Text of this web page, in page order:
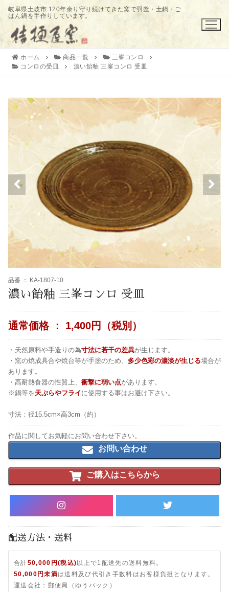
岐阜県土岐市 120年余り守り続けてきた窯で羽釜・土鍋・ご
はん鍋を手作りしています。
ホーム 商品一覧
三峯コンロ
コンロの受皿
濃い飴釉 三峯コンロ 受皿
品番 ： KA-1807-10
濃い飴釉 三峯コンロ 受皿
通常価格 ： 1,400円（税別）
・天然原料や手造りの為寸法に若干の差異が生じます。
・窯の焼成具合や焼台等が手塗のため、 多少色彩の濃淡が生じる場合が
あります。
・高耐熱食器の性質上、 衝撃に弱い点があります。
※鍋等を天ぷらやフライに使用する事はお避け下さい。
寸法：径15.5cm×高3cm（約）
作品に関してお気軽にお問い合わせ下さい。
お問い合わせ
ご購入はこちらから
配送方法・送料
合計50,000円(税込) 以上で1配送先の送料無料。
50,000円未満は送料及び代引き手数料はお客様負担となります。
運送会社：郵便局（ゆうパック）